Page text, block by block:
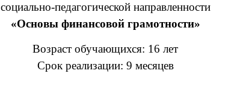
социально-педагогической направленности
«Основы финансовой грамотности»
Возраст обучающихся: 16 лет
Срок реализации: 9 месяцев